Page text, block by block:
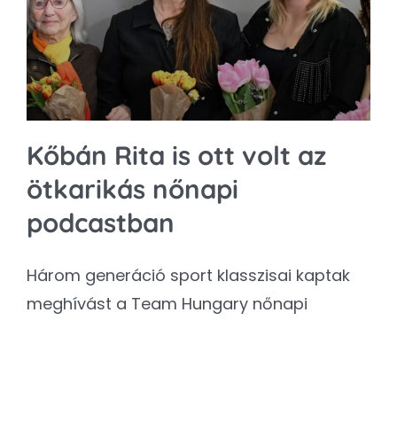
Kapcsolat
SEARCH
FOR:
Kőbán Rita is ott volt az
ötkarikás nőnapi
podcastban
Három generáció sport klasszisai kaptak
meghívást a Team Hungary nőnapi